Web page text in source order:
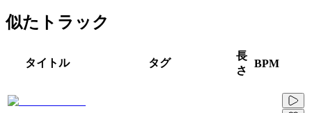
似たトラック
タイトル タグ
長
さ
BPM